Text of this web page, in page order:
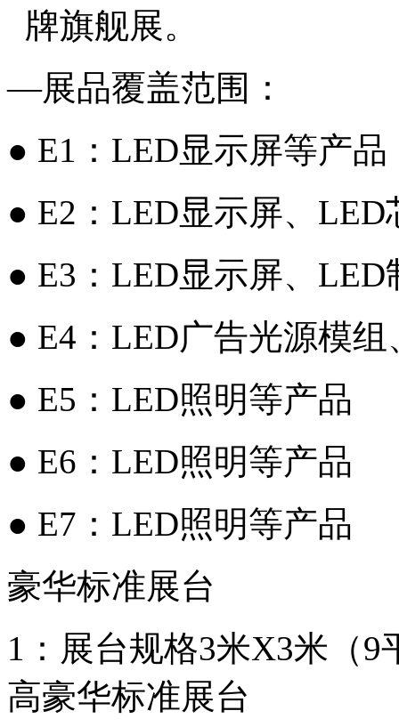
牌旗舰展。
—展品覆盖范围：
● E1：LED显示屏等产品
● E2：LED显示屏、
● E3：LED显示屏、
● E4：LED广告光源模
● E5：LED照明等产品
● E6：LED照明等产品
● E7：LED照明等产品
豪华标准展台
1：展台规格3米X3米（
高豪华标准展台